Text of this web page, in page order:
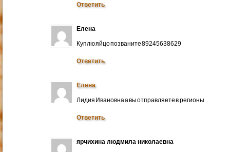
Ответить
Елена
Куплю яйцо позваните 89245638629
Ответить
Елена
Лидия Ивановна а вы отправляете в регионы
Ответить
ярчихина людмила николаевна